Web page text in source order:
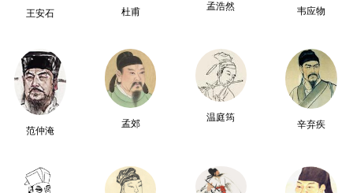
王安石 杜甫
孟浩然 韦应物
范仲淹
孟郊
温庭筠
辛弃疾